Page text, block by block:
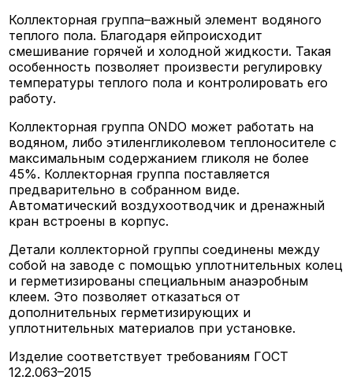
Коллекторная группа–важный элемент водяного
теплого пола. Благодаря ейпроисходит
смешивание горячей и холодной жидкости. Такая
особенность позволяет произвести регулировку
температуры теплого пола и контролировать его
работу.
Коллекторная группа ONDO может работать на
водяном, либо этиленгликолевом теплоносителе с
максимальным содержанием гликоля не более
45%. Коллекторная группа поставляется
предварительно в собранном виде.
Автоматический воздухоотводчик и дренажный
кран встроены в корпус.
Детали коллекторной группы соединены между
собой на заводе с помощью уплотнительных колец
и герметизированы специальным анаэробным
клеем. Это позволяет отказаться от
дополнительных герметизирующих и
уплотнительных материалов при установке.
Изделие соответствует требованиям ГОСТ
12.2.063–2015